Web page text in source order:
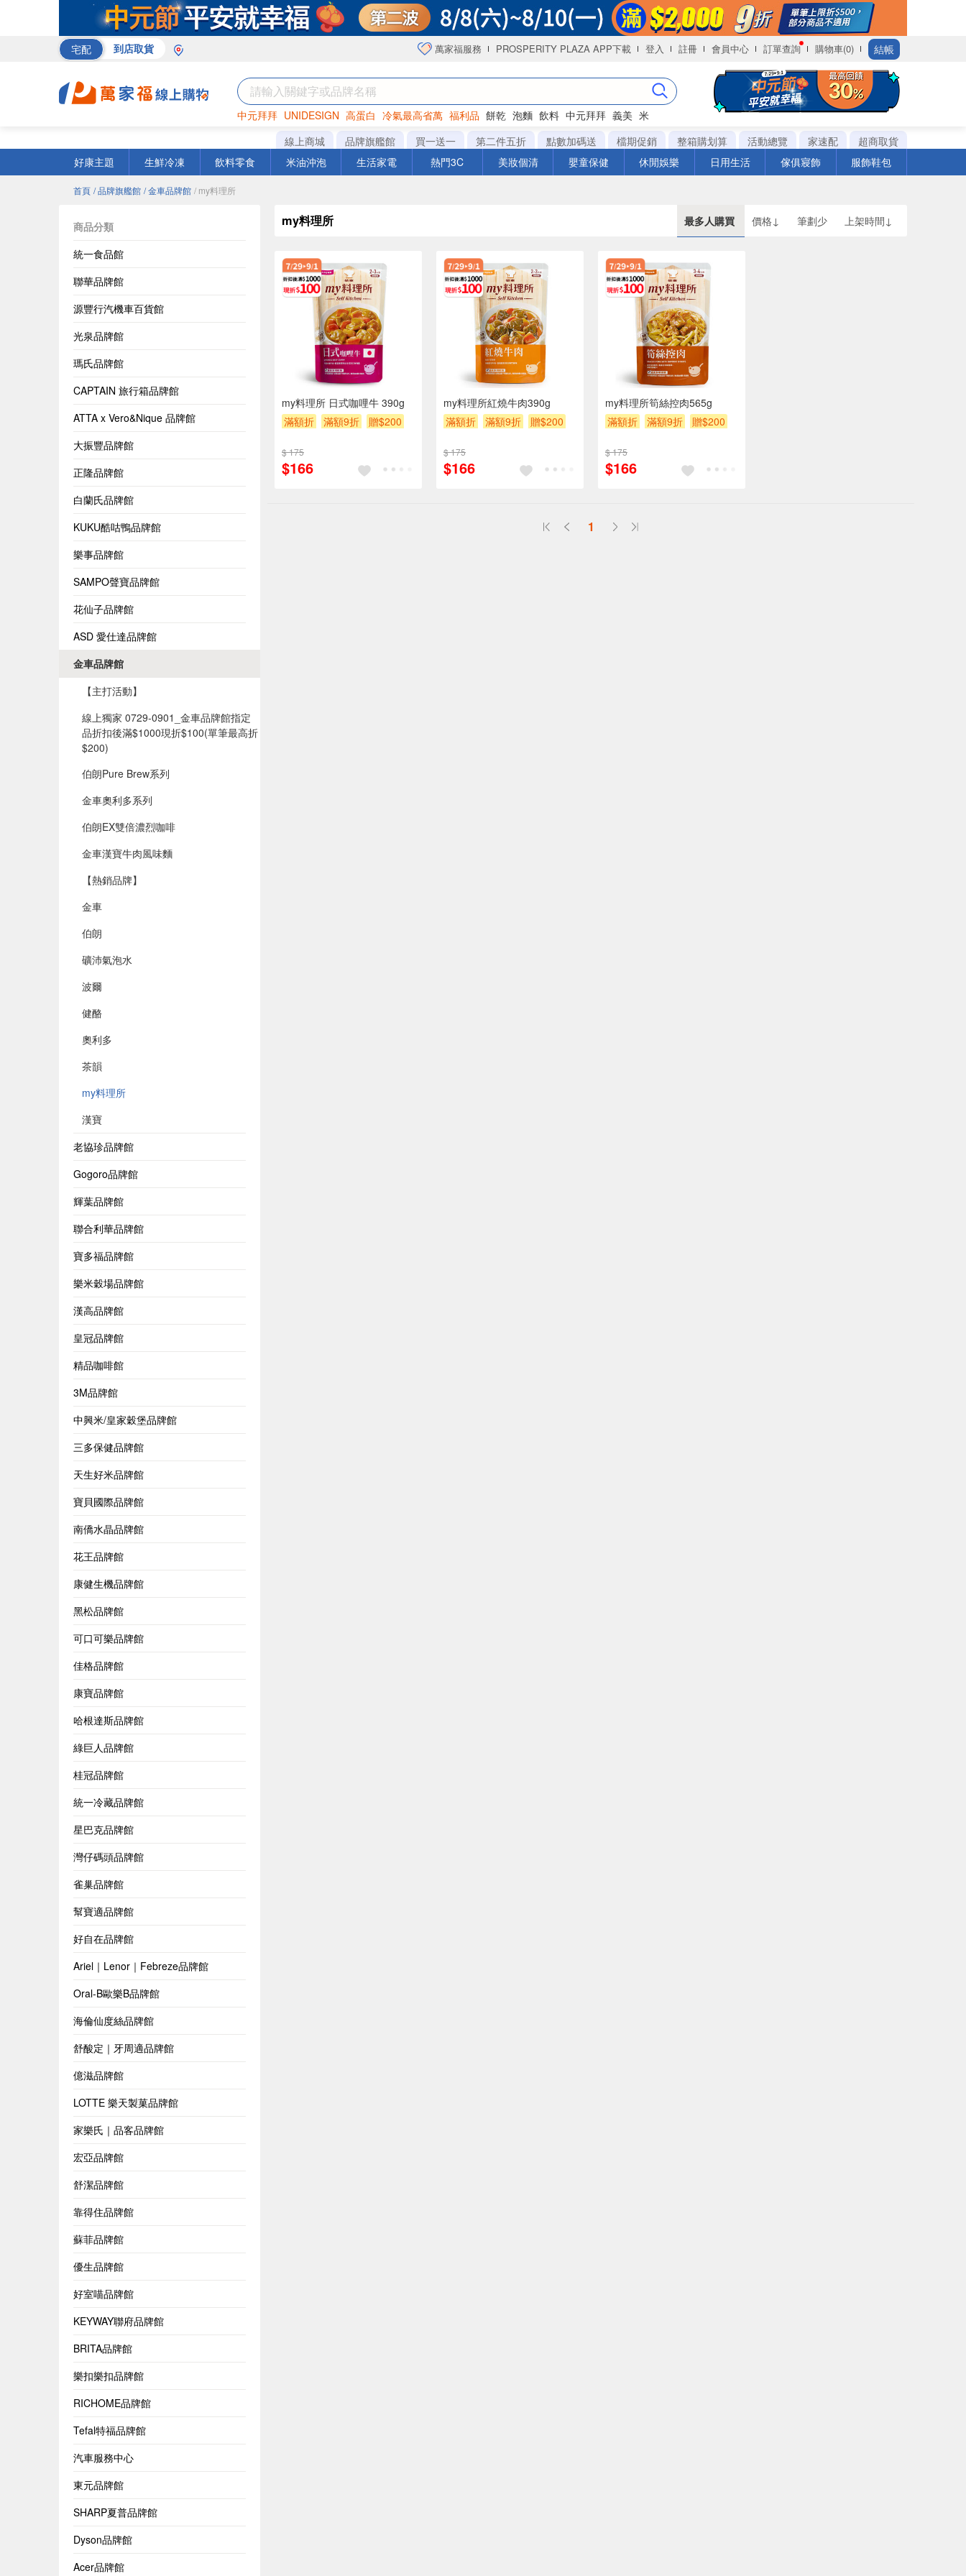
宅配 到店取貨 萬家福服務 PROSPERITY PLAZA APP下載 登入 註冊 會員中心 訂單查詢 購物車(0) 結帳
中元拜拜 UNIDESIGN 高蛋白 冷氣最高省萬 福利品 餅乾 泡麵 飲料 中元拜拜 義美 米
罐頭 咖啡 海苔
線上商城 品牌旗艦館 買一送一 第二件五折 點數加碼送 檔期促銷 整箱購划算 活動總覽 家速配
超商取貨
好康主題
生鮮冷凍 飲料零食 米油沖泡 生活家電 熱門3C 美妝個清 嬰童保健 休閒娛樂 日用生活 傢俱寢飾 服飾鞋包
首頁 / 品牌旗艦館 / 金車品牌館 / my料理所
商品分類
統一食品館
聯華品牌館
源豐行汽機車百貨館
光泉品牌館
瑪氏品牌館
CAPTAIN 旅行箱品牌館
ATTA x Vero&Nique 品牌館
大振豐品牌館
正隆品牌館
白蘭氏品牌館
KUKU酷咕鴨品牌館
樂事品牌館
SAMPO聲寶品牌館
花仙子品牌館
ASD 愛仕達品牌館
金車品牌館
【主打活動】
線上獨家 0729-0901_金車品牌館指定
品折扣後滿$1000現折$100(單筆最高折
$200)​
伯朗Pure Brew系列
金車奧利多系列
伯朗EX雙倍濃烈咖啡
金車漢寶牛肉風味麵
【熱銷品牌】
金車
伯朗
礦沛氣泡水
波爾
健酪
奧利多
茶韻
my料理所
漢寶
老協珍品牌館
Gogoro品牌館
輝葉品牌館
聯合利華品牌館
寶多福品牌館
樂米穀場品牌館
漢高品牌館
皇冠品牌館
精品咖啡館
3M品牌館
中興米/皇家穀堡品牌館
三多保健品牌館
天生好米品牌館
寶貝國際品牌館
南僑水晶品牌館
花王品牌館
康健生機品牌館
黑松品牌館
可口可樂品牌館
佳格品牌館
康寶品牌館
哈根達斯品牌館
綠巨人品牌館
桂冠品牌館
統一冷藏品牌館
星巴克品牌館
灣仔碼頭品牌館
雀巢品牌館
幫寶適品牌館
好自在品牌館
Ariel｜Lenor｜Febreze品牌館
Oral-B歐樂B品牌館
海倫仙度絲品牌館
舒酸定｜牙周適品牌館
億滋品牌館
LOTTE 樂天製菓品牌館
家樂氏｜品客品牌館
宏亞品牌館
舒潔品牌館
靠得住品牌館
蘇菲品牌館
優生品牌館
好室喵品牌館
KEYWAY聯府品牌館
BRITA品牌館
樂扣樂扣品牌館
RICHOME品牌館
Tefal特福品牌館
汽車服務中心
東元品牌館
SHARP夏普品牌館
Dyson品牌館
Acer品牌館
my料理所 最多人購買 價格↓ 筆劃少 上架時間↓
my料理所 日式咖哩牛 390g
滿額折
滿額9折 贈$200
$ 175
$166
my料理所紅燒牛肉390g
滿額折
滿額9折 贈$200
$ 175
$166
my料理所筍絲控肉565g
滿額折
滿額9折 贈$200
$ 175
$166
1